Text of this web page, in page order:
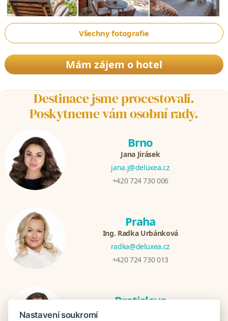
Všechny fotografie
Mám zájem o hotel
Destinace jsme procestovali.
Poskytneme vám osobní rady.
Brno
Jana Jirásek
jana.j@deluxea.cz
+420 724 730 006
Praha
Ing. Radka Urbánková
radka@deluxea.cz
+420 724 730 013
Bratislava
Nastavení soukromí